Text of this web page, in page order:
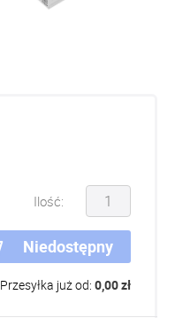
Ilość:
Niedostępny
Przesyłka już od: 0,00 zł